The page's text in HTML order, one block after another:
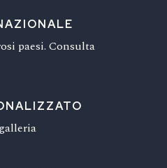
paesi. Consulta